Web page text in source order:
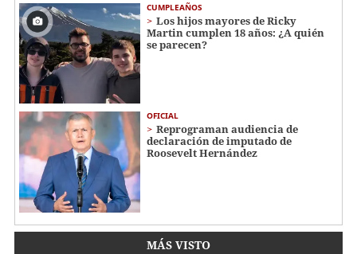
CUMPLEAÑOS
Los hijos mayores de Ricky
Martin cumplen 18 años: ¿A quién
se parecen?
OFICIAL
Reprograman audiencia de
declaración de imputado de
Roosevelt Hernández
MÁS VISTO